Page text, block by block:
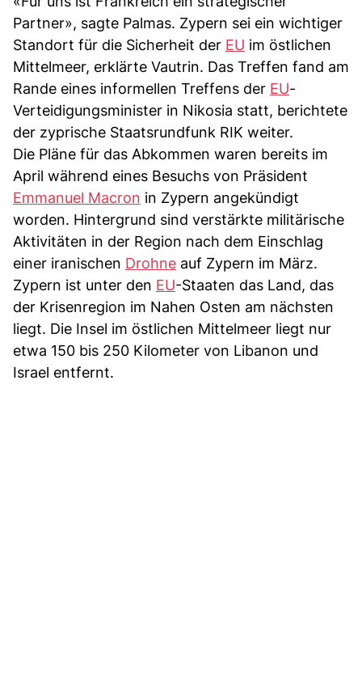
Partner», sagte Palmas. Zypern sei ein wichtiger
Standort für die Sicherheit der EU im östlichen
Mittelmeer, erklärte Vautrin. Das Treffen fand am
Rande eines informellen Treffens der EU-
Verteidigungsminister in Nikosia statt, berichtete
der zyprische Staatsrundfunk RIK weiter.
Die Pläne für das Abkommen waren bereits im
April während eines Besuchs von Präsident
Emmanuel Macron in Zypern angekündigt
worden. Hintergrund sind verstärkte militärische
Aktivitäten in der Region nach dem Einschlag
einer iranischen Drohne auf Zypern im März.
Zypern ist unter den EU-Staaten das Land, das
der Krisenregion im Nahen Osten am nächsten
liegt. Die Insel im östlichen Mittelmeer liegt nur
etwa 150 bis 250 Kilometer von Libanon und
Israel entfernt.